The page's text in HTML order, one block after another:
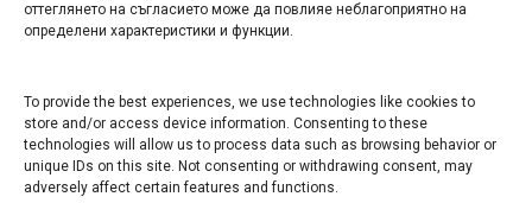
оттеглянето на съгласието може да повлияе неблагоприятно на
определени характеристики и функции.
To provide the best experiences, we use technologies like cookies to
store and/or access device information. Consenting to these
technologies will allow us to process data such as browsing behavior or
unique IDs on this site. Not consenting or withdrawing consent, may
adversely affect certain features and functions.
ТУРИСТИЧЕСКИ КЛЪСТЕР
ИНСТИТУЦИИ В ЛОВЕЧ
Административен съд Ловеч
Областна администрация Ловеч